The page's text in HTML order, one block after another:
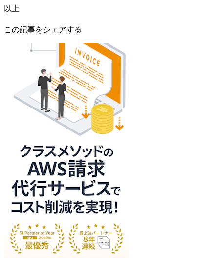
以上
この記事をシェアする